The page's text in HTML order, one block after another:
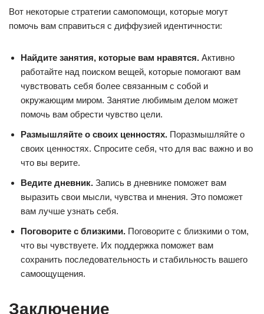
Вот некоторые стратегии самопомощи, которые могут
помочь вам справиться с диффузией идентичности:
Найдите занятия, которые вам нравятся. Активно
работайте над поиском вещей, которые помогают вам
чувствовать себя более связанным с собой и
окружающим миром. Занятие любимым делом может
помочь вам обрести чувство цели.
Размышляйте о своих ценностях. Поразмышляйте о
своих ценностях. Спросите себя, что для вас важно и во
что вы верите.
Ведите дневник. Запись в дневнике поможет вам
выразить свои мысли, чувства и мнения. Это поможет
вам лучше узнать себя.
Поговорите с близкими. Поговорите с близкими о том,
что вы чувствуете. Их поддержка поможет вам
сохранить последовательность и стабильность вашего
самоощущения.
Заключение